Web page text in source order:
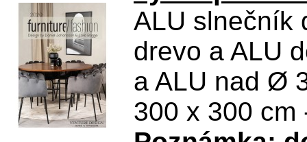
ALU slnečník
drevo a ALU
a ALU nad Ø
300 x 300 cm